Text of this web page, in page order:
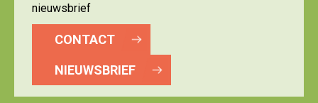
nieuwsbrief
CONTACT
NIEUWSBRIEF